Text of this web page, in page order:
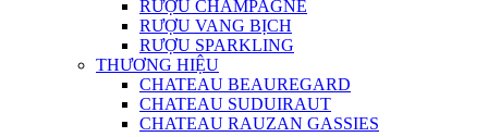
RƯỢU CHAMPAGNE
RƯỢU VANG BỊCH
RƯỢU SPARKLING
THƯƠNG HIỆU
CHATEAU BEAUREGARD
CHATEAU SUDUIRAUT
CHATEAU RAUZAN GASSIES